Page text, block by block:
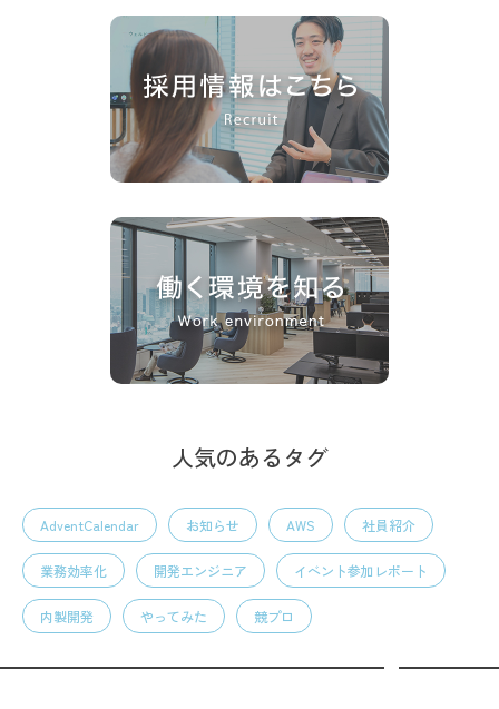
人気のあるタグ
AdventCalendar お知らせ AWS 社員紹介
業務効率化 開発エンジニア イベント参加レポート
内製開発 やってみた 競プロ